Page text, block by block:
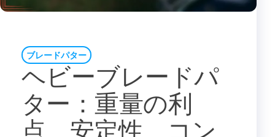
ブレードパター
ヘビーブレードパ
ター：重量の利
点、安定性、コン